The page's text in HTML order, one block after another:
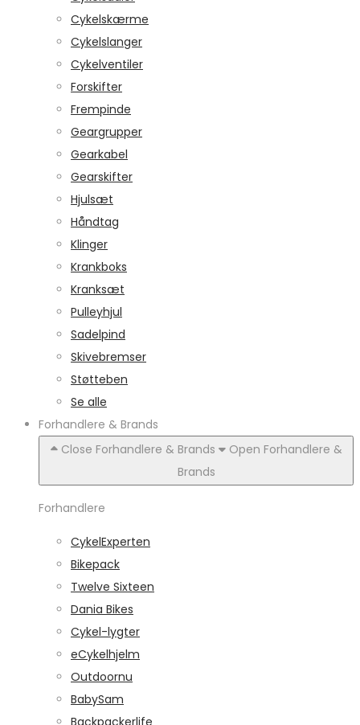
Cykelskærme
Cykelslanger
Cykelventiler
Forskifter
Frempinde
Geargrupper
Gearkabel
Gearskifter
Hjulsæt
Håndtag
Klinger
Krankboks
Kranksæt
Pulleyhjul
Sadelpind
Skivebremser
Støtteben
Se alle
Forhandlere & Brands
Close Forhandlere & Brands
Open Forhandlere &
Brands
Forhandlere
CykelExperten
Bikepack
Twelve Sixteen
Dania Bikes
Cykel-lygter
eCykelhjelm
Outdoornu
BabySam
Backpackerlife